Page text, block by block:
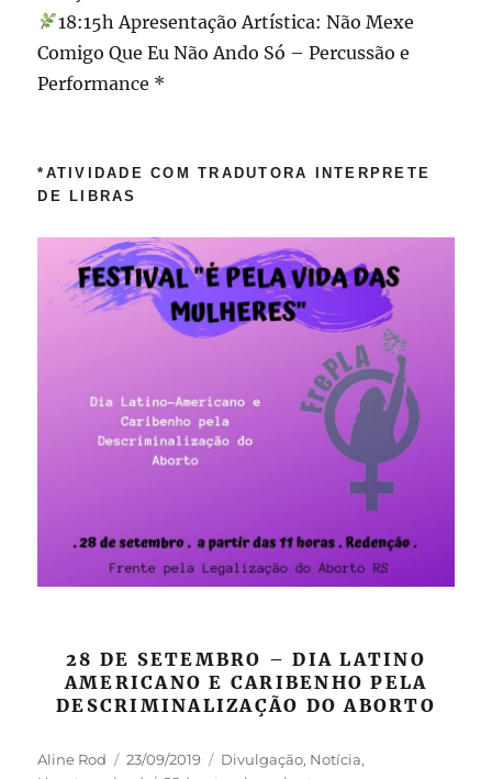
18:15h Apresentação Artística: Não Mexe
Comigo Que Eu Não Ando Só – Percussão e
Performance *
*ATIVIDADE COM TRADUTORA INTERPRETE
DE LIBRAS
28 DE SETEMBRO – DIA LATINO
AMERICANO E CARIBENHO PELA
DESCRIMINALIZAÇÃO DO ABORTO
Autor
Aline Rod
Publicado
23/09/2019 Categorias
Divulgação, Notícia,